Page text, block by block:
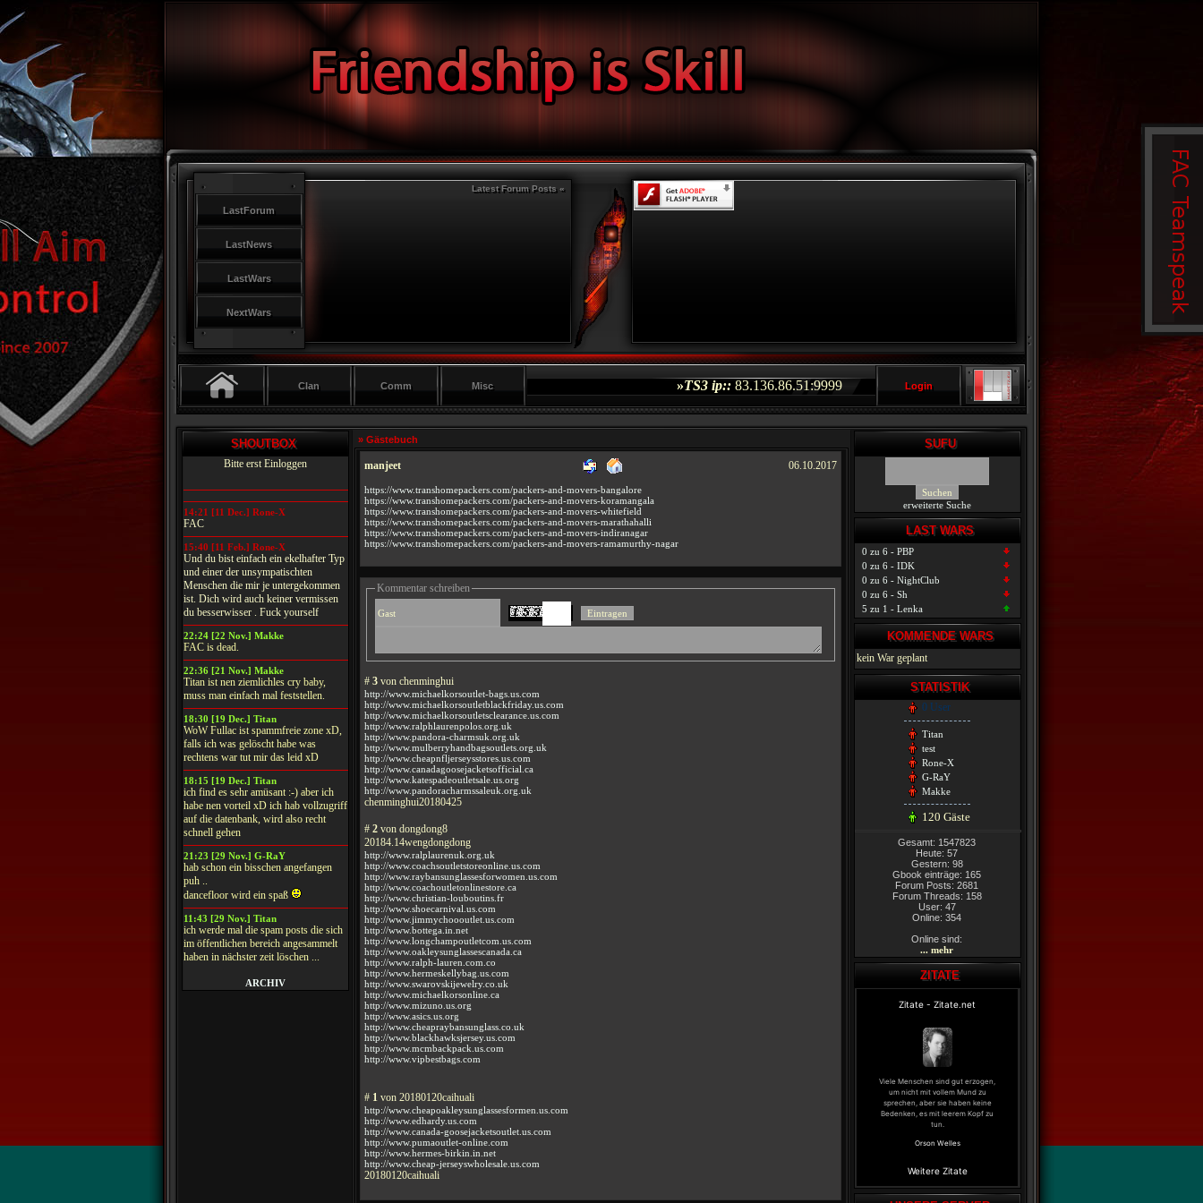
LastForum
LastNews
LastWars
NextWars
Latest Forum Posts «
Clan Comm Misc TS3 ip::83.136.86.51:9999 Login
SHOUTBOX
Bitte erst Einloggen
14:21 [11 Dec.] Rone-X
FAC
15:40 [11 Feb.] Rone-X
Und du bist einfach ein ekelhafter Typ
und einer der unsympatischten
Menschen die mir je untergekommen
ist. Dich wird auch keiner vermissen
du besserwisser . Fuck yourself
22:24 [22 Nov.] Makke
FAC is dead.
22:36 [21 Nov.] Makke
Titan ist nen ziemlichles cry baby,
muss man einfach mal feststellen.
18:30 [19 Dec.] Titan
WoW Fullac ist spammfreie zone xD,
falls ich was gelöscht habe was
rechtens war tut mir das leid xD
18:15 [19 Dec.] Titan
ich find es sehr amüsant :-) aber ich
habe nen vorteil xD ich hab vollzugriff
auf die datenbank, wird also recht
schnell gehen
21:23 [29 Nov.] G-RaY
hab schon ein bisschen angefangen
puh ..
dancefloor wird ein spaß
11:43 [29 Nov.] Titan
ich werde mal die spam posts die sich
im öffentlichen bereich angesammelt
haben in nächster zeit löschen ...
ARCHIV
» Gästebuch
manjeet 06.10.2017
https://www.transhomepackers.com/packers-and-movers-bangalore
https://www.transhomepackers.com/packers-and-movers-koramangala
https://www.transhomepackers.com/packers-and-movers-whitefield
https://www.transhomepackers.com/packers-and-movers-marathahalli
https://www.transhomepackers.com/packers-and-movers-indiranagar
https://www.transhomepackers.com/packers-and-movers-ramamurthy-nagar
Kommentar schreiben
# 3von chenminghui
http://www.michaelkorsoutlet-bags.us.com
http://www.michaelkorsoutletblackfriday.us.com
http://www.michaelkorsoutletsclearance.us.com
http://www.ralphlaurenpolos.org.uk
http://www.pandora-charmsuk.org.uk
http://www.mulberryhandbagsoutlets.org.uk
http://www.cheapnfljerseysstores.us.com
http://www.canadagoosejacketsofficial.ca
http://www.katespadeoutletsale.us.org
http://www.pandoracharmssaleuk.org.uk
chenminghui20180425
# 2von dongdong8
20184.14wengdongdong
http://www.ralplaurenuk.org.uk
http://www.coachsoutletstoreonline.us.com
http://www.raybansunglassesforwomen.us.com
http://www.coachoutletonlinestore.ca
http://www.christian-louboutins.fr
http://www.shoecarnival.us.com
http://www.jimmychoooutlet.us.com
http://www.bottega.in.net
http://www.longchampoutletcom.us.com
http://www.oakleysunglassescanada.ca
http://www.ralph-lauren.com.co
http://www.hermeskellybag.us.com
http://www.swarovskijewelry.co.uk
http://www.michaelkorsonline.ca
http://www.mizuno.us.org
http://www.asics.us.org
http://www.cheapraybansunglass.co.uk
http://www.blackhawksjersey.us.com
http://www.mcmbackpack.us.com
http://www.vipbestbags.com
# 1 von 20180120caihuali
http://www.cheapoakleysunglassesformen.us.com
http://www.edhardy.us.com
http://www.canada-goosejacketsoutlet.us.com
http://www.pumaoutlet-online.com
http://www.hermes-birkin.in.net
http://www.cheap-jerseyswholesale.us.com
20180120caihuali
SUFU
erweiterte Suche
LAST WARS
0 zu 6 - PBP
0 zu 6 - IDK
0 zu 6 - NightClub
0 zu 6 - Sh
5 zu 1 - Lenka
KOMMENDE WARS
kein War geplant
STATISTIK
0 User
Titan
test
Rone-X
G-RaY
Makke
120 Gäste
Gesamt: 1547823
Heute: 57
Gestern: 98
Gbook einträge: 165
Forum Posts: 2681
Forum Threads: 158
User: 47
Online: 354
Online sind:
... mehr
ZITATE